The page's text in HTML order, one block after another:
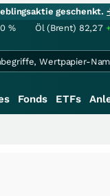
geschenkt.
% Öl (Brent) 82,27
Fonds ETFs